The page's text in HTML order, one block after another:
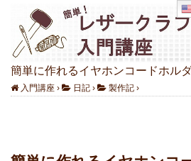
簡単に作れるイヤホンコードホル
入門講座 › 日記 › 製作記 ›